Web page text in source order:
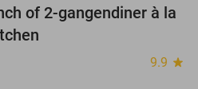
45%
of 2-gangendiner à la
9.9 star